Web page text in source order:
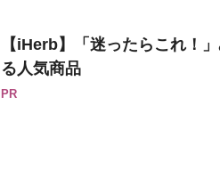
【iHerb】「迷ったらこれ！
る人気商品
PR